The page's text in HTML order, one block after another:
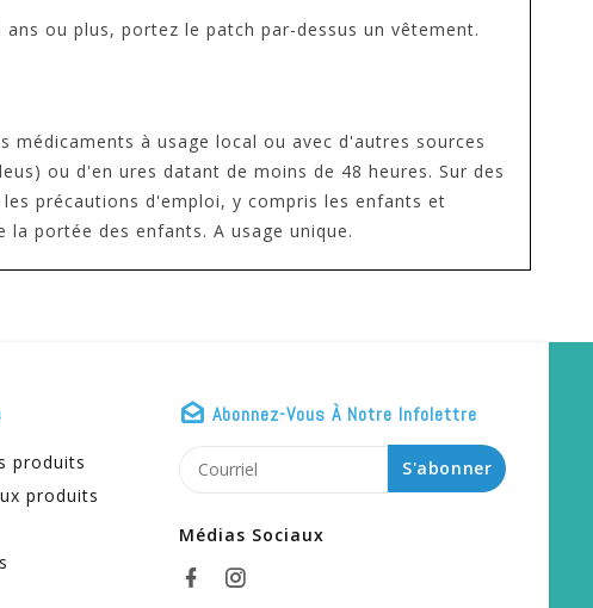
ou plus, portez le patch par-dessus un vêtement.
à usage local ou avec d'autres sources
ou d'en ures datant de moins de 48 heures. Sur des
précautions d'emploi, y compris les enfants et
portée des enfants. A usage unique.
produits
produits
Abonnez-Vous À Notre Infolettre
S'abonner
Médias Sociaux